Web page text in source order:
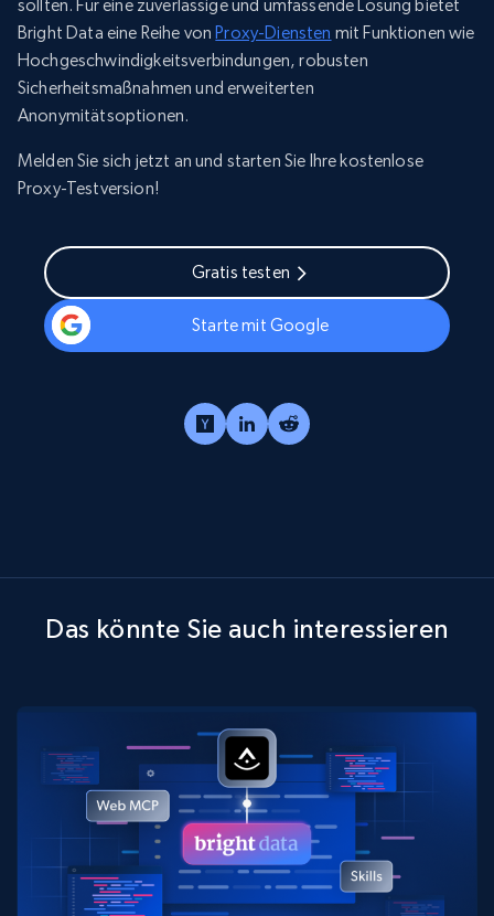
sollten. Für eine zuverlässige und umfassende Lösung bietet
Bright Data eine Reihe vonProxy-Diensten mit Funktionen wie
Hochgeschwindigkeitsverbindungen, robusten
Sicherheitsmaßnahmen und erweiterten
Anonymitätsoptionen.
Melden Sie sich jetzt an und starten Sie Ihre kostenlose
Proxy-Testversion!
Gratis testen
Starte mit Google
Das könnte Sie auch interessieren